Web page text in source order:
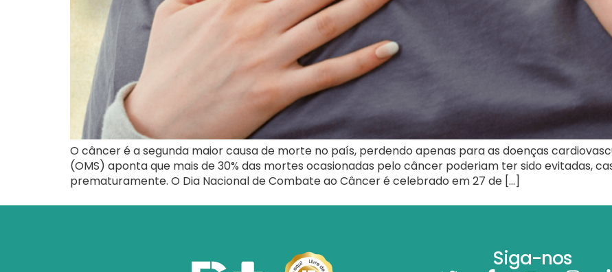
O câncer é a segunda maior causa de morte no país, perdendo apenas para as doenças
(OMS) aponta que mais de 30% das mortes ocasionadas pelo câncer poderiam ter sido evitadas,
prematuramente. O Dia Nacional de Combate ao Câncer é celebrado em 27 de […]
Siga-nos